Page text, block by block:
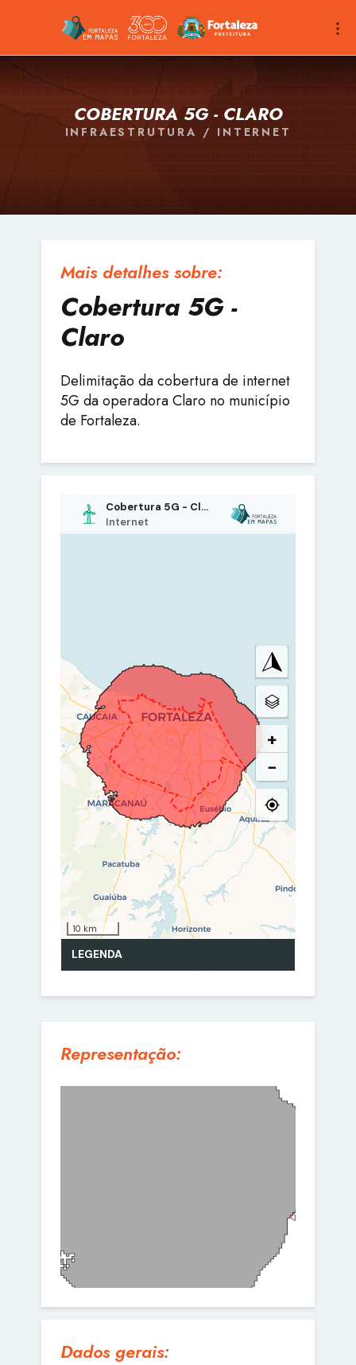
COBERTURA 5G - CLARO
INFRAESTRUTURA / INTERNET
Mais detalhes sobre:
Cobertura 5G -
Claro
Delimitação da cobertura de internet
5G da operadora Claro no município
de Fortaleza.
Representação:
Dados gerais: